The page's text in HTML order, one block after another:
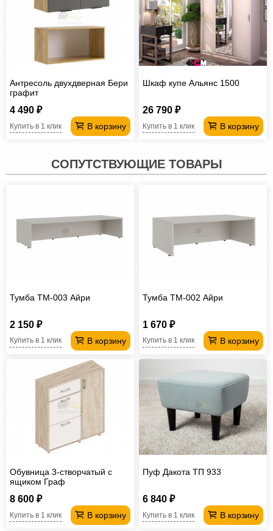
Антресоль двухдверная Бери
графит
4 490 ₽
В корзину
Купить в 1 клик
Шкаф купе Альянс 1500
26 790 ₽
В корзину
Купить в 1 клик
СОПУТСТВУЮЩИЕ ТОВАРЫ
Тумба ТМ-003 Айри
2 150 ₽
В корзину
Купить в 1 клик
Тумба ТМ-002 Айри
1 670 ₽
В корзину
Купить в 1 клик
Обувница 3-створчатый с
ящиком Граф
8 600 ₽
В корзину
Купить в 1 клик
Пуф Дакота ТП 933
6 840 ₽
В корзину
Купить в 1 клик